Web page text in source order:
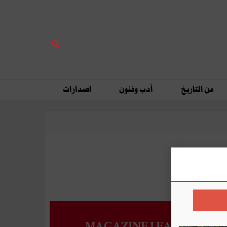
من التاريخ أدب وفنون اصدارات